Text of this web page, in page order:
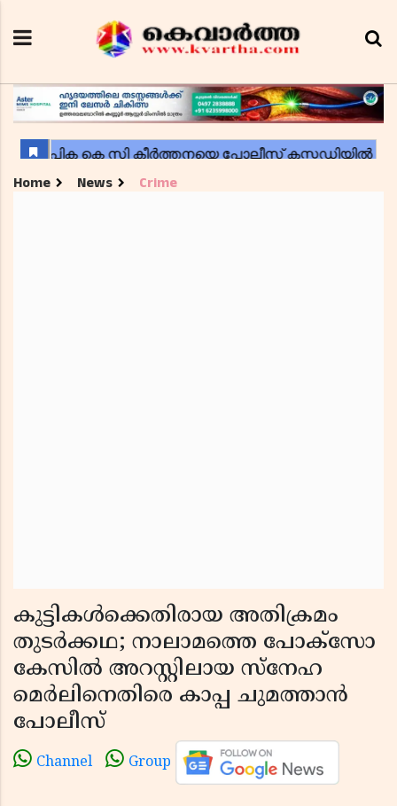
Home News Crime
കുട്ടികൾക്കെതിരായ അതിക്രമം
തുടർക്കഥ; നാലാമത്തെ പോക്സോ
കേസിൽ അറസ്റ്റിലായ സ്നേഹ
മെർലിനെതിരെ കാപ്പ ചുമത്താൻ
പോലീസ്
Channel Group